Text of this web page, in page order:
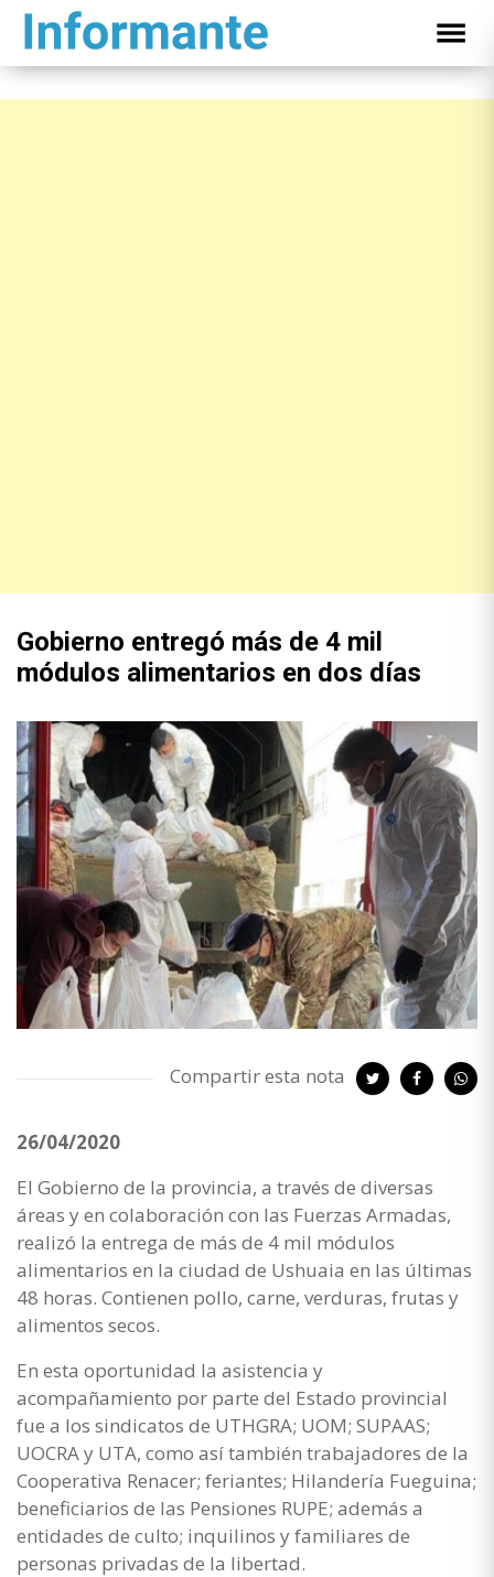
Gobierno entregó más de 4 mil
módulos alimentarios en dos días
Compartir esta nota
26/04/2020
El Gobierno de la provincia, a través de diversas
áreas y en colaboración con las Fuerzas Armadas,
realizó la entrega de más de 4 mil módulos
alimentarios en la ciudad de Ushuaia en las últimas
48 horas. Contienen pollo, carne, verduras, frutas y
alimentos secos.
En esta oportunidad la asistencia y
acompañamiento por parte del Estado provincial
fue a los sindicatos de UTHGRA; UOM; SUPAAS;
UOCRA y UTA, como así también trabajadores de la
Cooperativa Renacer; feriantes; Hilandería Fueguina;
beneficiarios de las Pensiones RUPE; además a
entidades de culto; inquilinos y familiares de
personas privadas de la libertad.